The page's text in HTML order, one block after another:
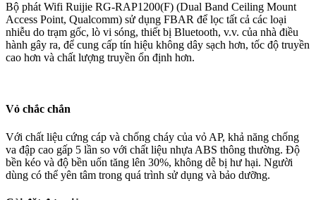
Bộ phát Wifi Ruijie RG-RAP1200(F) (Dual Band Ceiling Mount
Access Point, Qualcomm) sử dụng FBAR để lọc tất cả các loại
nhiễu do trạm gốc, lò vi sóng, thiết bị Bluetooth, v.v. của nhà điều
hành gây ra, để cung cấp tín hiệu không dây sạch hơn, tốc độ truyền
cao hơn và chất lượng truyền ổn định hơn.
Vỏ chắc chắn
Với chất liệu cứng cáp và chống cháy của vỏ AP, khả năng chống
va đập cao gấp 5 lần so với chất liệu nhựa ABS thông thường. Độ
bền kéo và độ bền uốn tăng lên 30%, không dễ bị hư hại. Người
dùng có thể yên tâm trong quá trình sử dụng và bảo dưỡng.